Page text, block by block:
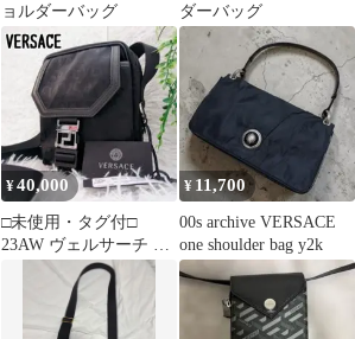
ョルダーバッグ
ダーバッグ
¥40,000
□未使用・タグ付□
23AW ヴェルサーチ シ
ョルダーバッグ ネオナ
イロン ロゴ
¥ 11,700
00s archive VERSACE
one shoulder bag y2k